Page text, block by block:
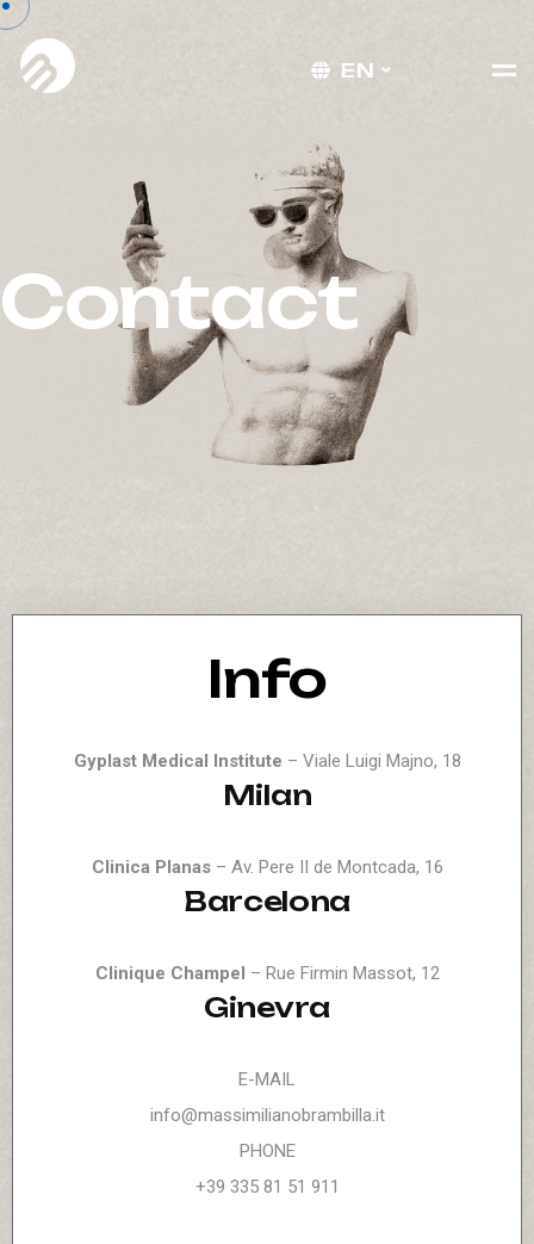
EN
Contact
Info
Gyplast Medical Institute – Viale Luigi Majno, 18
Milan
Clinica Planas– Av. Pere II de Montcada, 16
Barcelona
Clinique Champel – Rue Firmin Massot, 12
Ginevra
E-MAIL
info@massimilianobrambilla.it
PHONE
+39 335 81 51 911